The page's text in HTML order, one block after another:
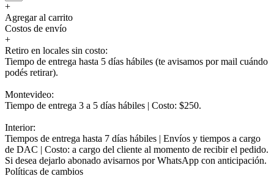
+
Agregar al carrito
Costos de envío
+
Retiro en locales sin costo:
Tiempo de entrega hasta 5 días hábiles (te avisamos por mail cuándo
podés retirar).
Montevideo:
Tiempo de entrega 3 a 5 días hábiles | Costo: $250.
Interior:
Tiempos de entrega hasta 7 días hábiles | Envíos y tiempos a cargo
de DAC | Costo: a cargo del cliente al momento de recibir el pedido.
Si desea dejarlo abonado avisarnos por WhatsApp con anticipación.
Políticas de cambios